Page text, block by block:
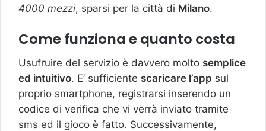
4000 mezzi, sparsi per la città di Milano.
Come funziona e quanto costa
Usufruire del servizio è davvero molto semplice
ed intuitivo. E’ sufficiente scaricare l’app sul
proprio smartphone, registrarsi inserendo un
codice di verifica che vi verrà inviato tramite
sms ed il gioco è fatto. Successivamente,